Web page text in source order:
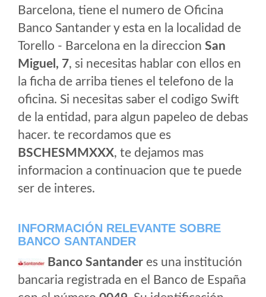
Barcelona, tiene el numero de Oficina
Banco Santander y esta en la localidad de
Torello - Barcelona en la direccion San
Miguel, 7, si necesitas hablar con ellos en
la ficha de arriba tienes el telefono de la
oficina. Si necesitas saber el codigo Swift
de la entidad, para algun papeleo de debas
hacer. te recordamos que es
BSCHESMMXXX, te dejamos mas
informacion a continuacion que te puede
ser de interes.
INFORMACIÓN RELEVANTE SOBRE
BANCO SANTANDER
Banco Santander es una institución
bancaria registrada en el Banco de España